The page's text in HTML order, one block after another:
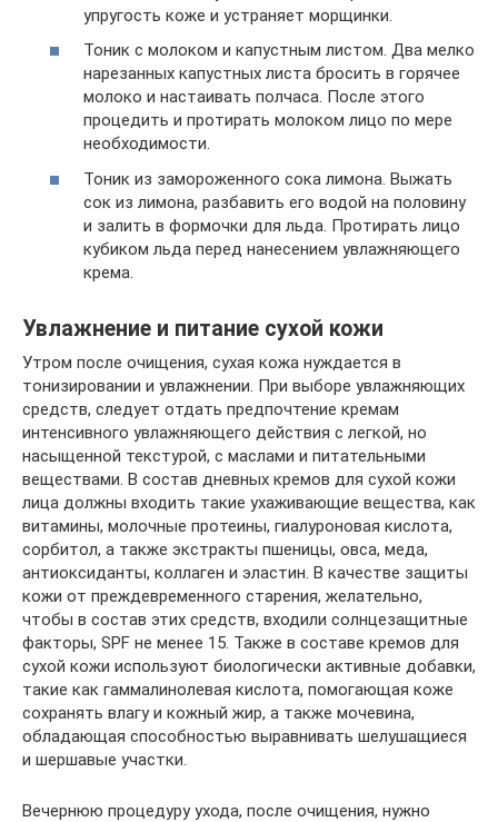
упругость коже и устраняет морщинки.
Тоник с молоком и капустным листом. Два мелко
нарезанных капустных листа бросить в горячее
молоко и настаивать полчаса. После этого
процедить и протирать молоком лицо по мере
необходимости.
Тоник из замороженного сока лимона. Выжать
сок из лимона, разбавить его водой на половину
и залить в формочки для льда. Протирать лицо
кубиком льда перед нанесением увлажняющего
крема.
Увлажнение и питание сухой кожи
Утром после очищения, сухая кожа нуждается в
тонизировании и увлажнении. При выборе увлажняющих
средств, следует отдать предпочтение кремам
интенсивного увлажняющего действия с легкой, но
насыщенной текстурой, с маслами и питательными
веществами. В состав дневных кремов для сухой кожи
лица должны входить такие ухаживающие вещества, как
витамины, молочные протеины, гиалуроновая кислота,
сорбитол, а также экстракты пшеницы, овса, меда,
антиоксиданты, коллаген и эластин. В качестве защиты
кожи от преждевременного старения, желательно,
чтобы в состав этих средств, входили солнцезащитные
факторы, SPF не менее 15. Также в составе кремов для
сухой кожи используют биологически активные добавки,
такие как гаммалинолевая кислота, помогающая коже
сохранять влагу и кожный жир, а также мочевина,
обладающая способностью выравнивать шелушащиеся
и шершавые участки.
Вечернюю процедуру ухода, после очищения, нужно